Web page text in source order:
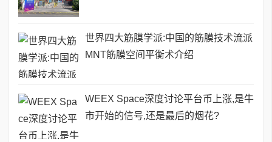
世界四大筋膜学派:中国的筋膜技术流派
MNT筋膜空间平衡术介绍
WEEX Space深度讨论平台币上涨,是牛
市开始的信号,还是最后的烟花?